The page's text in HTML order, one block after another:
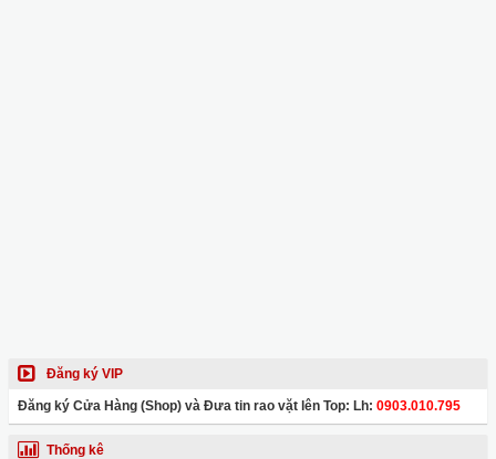
Đăng ký VIP
Đăng ký Cửa Hàng (Shop) và Đưa tin rao vặt lên Top: Lh: 0903.010.795
Thống kê